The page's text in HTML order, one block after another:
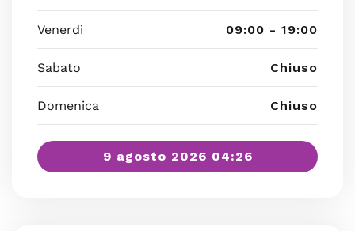
Venerdì 09:00 - 19:00
Sabato Chiuso
Domenica Chiuso
9 agosto 2026 04:26